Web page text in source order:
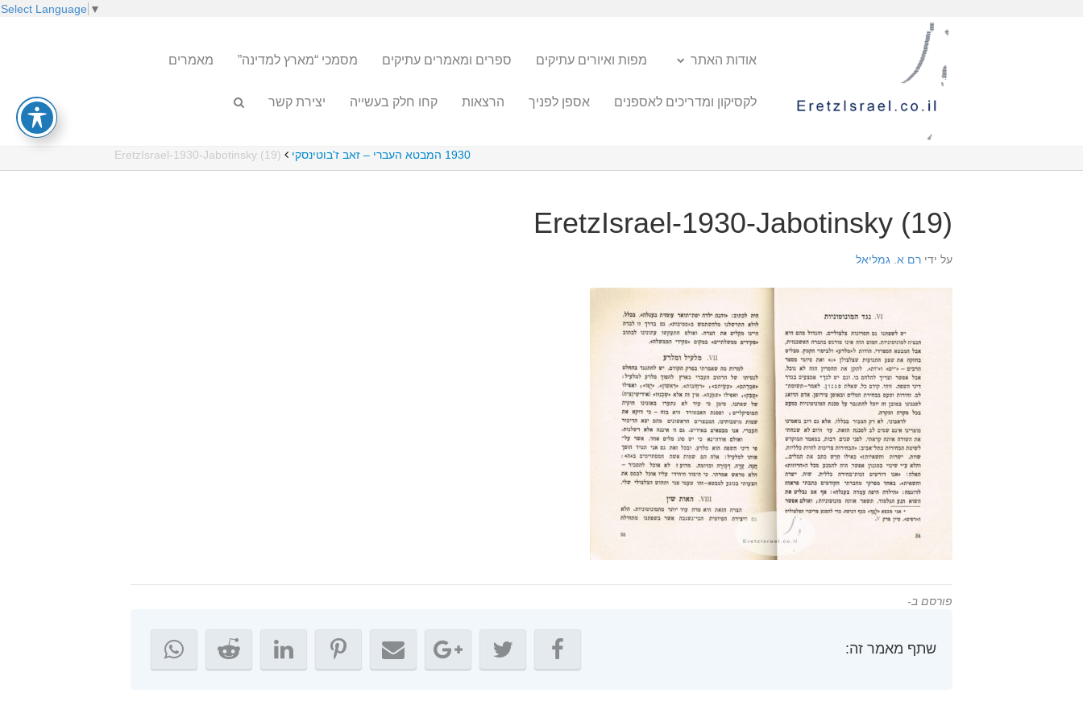
Select Language ▼
אודות האתר מפות ואיורים עתיקים ספרים ומאמרים עתיקים מסמכי “מארץ למדינה” מאמרים
לקסיקון ומדריכים לאספנים אספן לפניך הרצאות קחו חלק בעשייה יצירת קשר
1930 המבטא העברי – זאב ז'בוטינסקי EretzIsrael-1930-Jabotinsky (19)
EretzIsrael-1930-Jabotinsky (19)
על ידי רם א. גמליאל
פורסם ב-
שתף מאמר זה: